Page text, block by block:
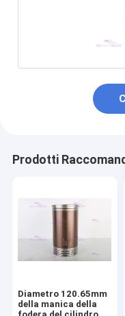
Prodotti
Diametro 120.65mm
della manica della